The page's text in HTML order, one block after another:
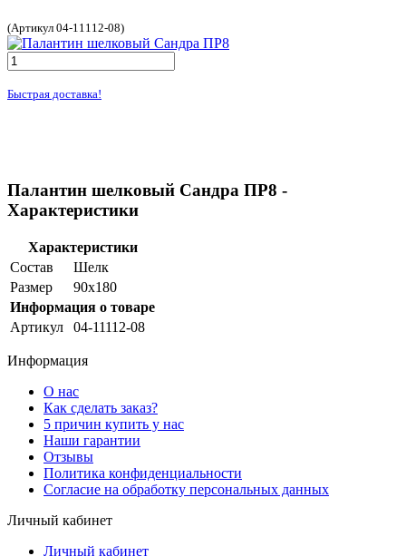
(Артикул 04-11112-08)
Быстрая доставка!
Палантин шелковый Сандра ПР8 -
Характеристики
Характеристики
Состав
Шелк
Размер
90х180
Информация о товаре
Артикул
04-11112-08
Информация
О нас
Как сделать заказ?
5 причин купить у нас
Наши гарантии
Отзывы
Политика конфиденциальности
Согласие на обработку персональных данных
Личный кабинет
Личный кабинет